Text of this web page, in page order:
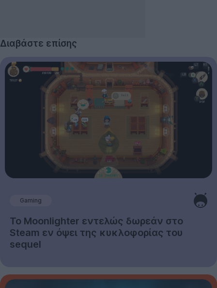
Διαβάστε επίσης
Gaming
Το Moonlighter εντελώς δωρεάν στο
Steam εν όψει της κυκλοφορίας του
sequel